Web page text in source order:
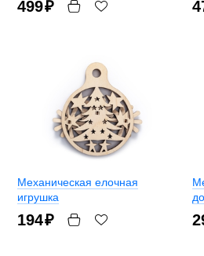
499₽
Механическая елочная
игрушка
194₽